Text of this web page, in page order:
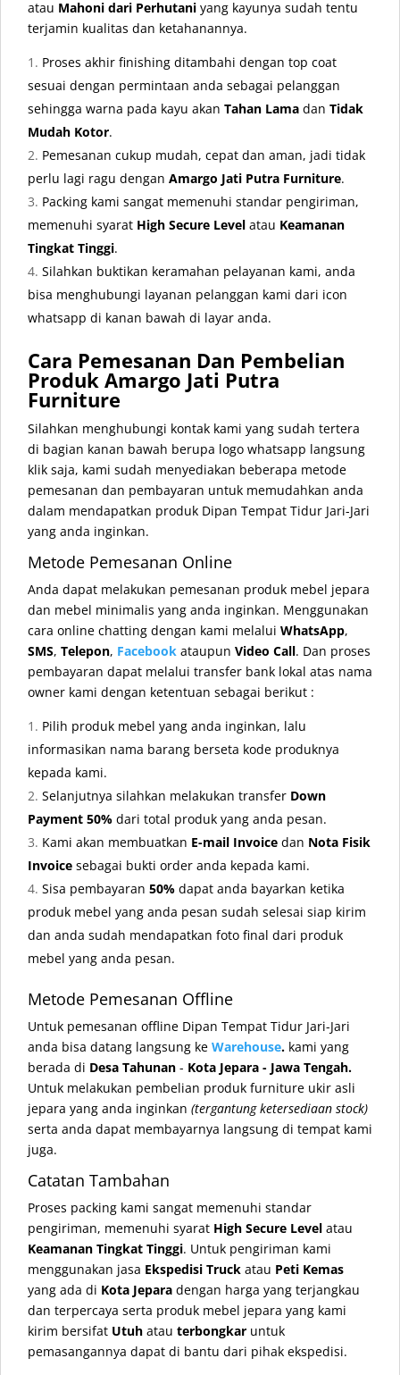
atau Mahoni dari Perhutani yang kayunya sudah tentu
terjamin kualitas dan ketahanannya.
Proses akhir finishing ditambahi dengan top coat
sesuai dengan permintaan anda sebagai pelanggan
sehingga warna pada kayu akan Tahan Lama dan Tidak
Mudah Kotor.
Pemesanan cukup mudah, cepat dan aman, jadi tidak
perlu lagi ragu dengan Amargo Jati Putra Furniture.
Packing kami sangat memenuhi standar pengiriman,
memenuhi syarat High Secure Level atau Keamanan
Tingkat Tinggi.
Silahkan buktikan keramahan pelayanan kami, anda
bisa menghubungi layanan pelanggan kami dari icon
whatsapp di kanan bawah di layar anda.
Cara Pemesanan Dan Pembelian
Produk Amargo Jati Putra
Furniture
Silahkan menghubungi kontak kami yang sudah tertera
di bagian kanan bawah berupa logo whatsapp langsung
klik saja, kami sudah menyediakan beberapa metode
pemesanan dan pembayaran untuk memudahkan anda
dalam mendapatkan produk Dipan Tempat Tidur Jari-Jari
yang anda inginkan.
Metode Pemesanan Online
Anda dapat melakukan pemesanan produk mebel jepara
dan mebel minimalis yang anda inginkan. Menggunakan
cara online chatting dengan kami melalui WhatsApp,
SMS, Telepon, Facebook ataupun Video Call. Dan proses
pembayaran dapat melalui transfer bank lokal atas nama
owner kami dengan ketentuan sebagai berikut :
Pilih produk mebel yang anda inginkan, lalu
informasikan nama barang berseta kode produknya
kepada kami.
Selanjutnya silahkan melakukan transfer Down
Payment 50% dari total produk yang anda pesan.
Kami akan membuatkan E-mail Invoice dan Nota Fisik
Invoice sebagai bukti order anda kepada kami.
Sisa pembayaran 50% dapat anda bayarkan ketika
produk mebel yang anda pesan sudah selesai siap kirim
dan anda sudah mendapatkan foto final dari produk
mebel yang anda pesan.
Metode Pemesanan Offline
Untuk pemesanan offline Dipan Tempat Tidur Jari-Jari
anda bisa datang langsung ke Warehouse. kami yang
berada di Desa Tahunan - Kota Jepara - Jawa Tengah.
Untuk melakukan pembelian produk furniture ukir asli
jepara yang anda inginkan (tergantung ketersediaan stock)
serta anda dapat membayarnya langsung di tempat kami
juga.
Catatan Tambahan
Proses packing kami sangat memenuhi standar
pengiriman, memenuhi syarat High Secure Level atau
Keamanan Tingkat Tinggi. Untuk pengiriman kami
menggunakan jasa Ekspedisi Truck atau Peti Kemas
yang ada di Kota Jepara dengan harga yang terjangkau
dan terpercaya serta produk mebel jepara yang kami
kirim bersifat Utuh atau terbongkar untuk
pemasangannya dapat di bantu dari pihak ekspedisi.